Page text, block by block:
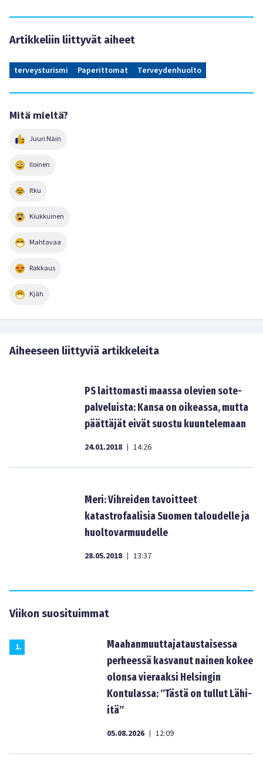
Artikkeliin liittyvät aiheet
terveysturismi Paperittomat Terveydenhuolto
Mitä mieltä?
Juuri Näin
Iloinen
Itku
Kiukkuinen
Mahtavaa
Rakkaus
Kjäh
Aiheeseen liittyviä artikkeleita
PS laittomasti maassa olevien sote-
palveluista: Kansa on oikeassa, mutta
päättäjät eivät suostu kuuntelemaan
24.01.2018 | 14:26
Meri: Vihreiden tavoitteet
katastrofaalisia Suomen taloudelle ja
huoltovarmuudelle
28.05.2018 | 13:37
Viikon suosituimmat
1.
Maahanmuuttajataustaisessa
perheessä kasvanut nainen kokee
olonsa vieraaksi Helsingin
Kontulassa: ”Tästä on tullut Lähi-
itä”
05.08.2026 | 12:09